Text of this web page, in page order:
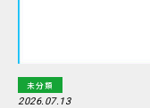
未分類
2026.07.13